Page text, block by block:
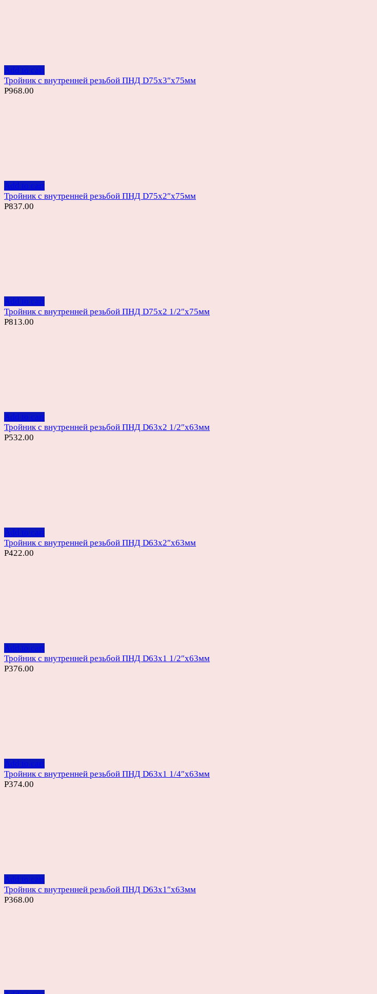
Add to cart
Тройник с внутренней резьбой ПНД D75х3″х75мм
Р968.00
Add to cart
Тройник с внутренней резьбой ПНД D75х2″х75мм
Р837.00
Add to cart
Тройник с внутренней резьбой ПНД D75х2 1/2″х75мм
Р813.00
Add to cart
Тройник с внутренней резьбой ПНД D63х2 1/2″х63мм
Р532.00
Add to cart
Тройник с внутренней резьбой ПНД D63х2″х63мм
Р422.00
Add to cart
Тройник с внутренней резьбой ПНД D63х1 1/2″х63мм
Р376.00
Add to cart
Тройник с внутренней резьбой ПНД D63х1 1/4″х63мм
Р374.00
Add to cart
Тройник с внутренней резьбой ПНД D63х1″х63мм
Р368.00